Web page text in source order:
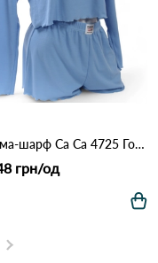
Пажама-шарф Ca Ca 4725 Голуби
грн/од